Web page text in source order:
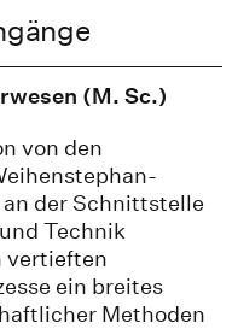
(M. Sc.)
von den
der Schnittstelle
Technik
vertieften
ein breites
Methoden